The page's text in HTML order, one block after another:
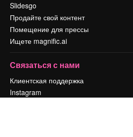
Slidesgo
Продайте свой контент
Помещение для прессы
Ищете magnific.ai
Связаться с нами
Клиентская поддержка
Instagram